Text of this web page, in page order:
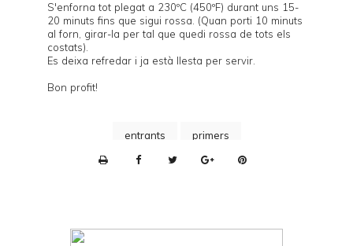
S'enforna tot plegat a 230ºC (450ºF) durant uns 15-
20 minuts fins que sigui rossa. (Quan porti 10 minuts
al forn, girar-la per tal que quedi rossa de tots els
costats).
Es deixa refredar i ja està llesta per servir.
Bon profit!
entrants
primers
n